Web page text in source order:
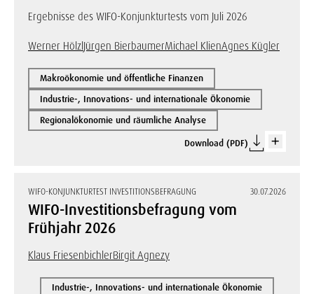
Ergebnisse des WIFO-Konjunkturtests vom Juli 2026
Werner HölzlJürgen BierbaumerMichael KlienAgnes Kügler
Makroökonomie und öffentliche Finanzen
Industrie-, Innovations- und internationale Ökonomie
Regionalökonomie und räumliche Analyse
Download (PDF)
WIFO-KONJUNKTURTEST INVESTITIONSBEFRAGUNG 30.07.2026
WIFO-Investitionsbefragung vom
Frühjahr 2026
Klaus FriesenbichlerBirgit Agnezy
Industrie-, Innovations- und internationale Ökonomie